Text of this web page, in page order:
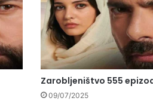
Zarobljeništvo 555
09/07/2025